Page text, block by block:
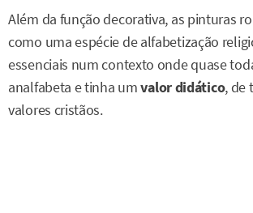
Além da função decorativa, as pinturas
como uma espécie de alfabetização
essenciais num contexto onde quase
analfabeta e tinha umvalor didático, de
valores cristãos.